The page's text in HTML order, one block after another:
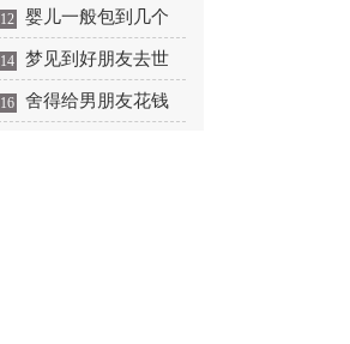
业
12 婴儿一般包到几个
月
14 梦见到好朋友去世
是什么意思
16 舍得给男朋友花钱